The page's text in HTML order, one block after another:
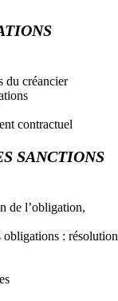
du créancier
contractuel
SANCTIONS
de l’obligation,
obligations :